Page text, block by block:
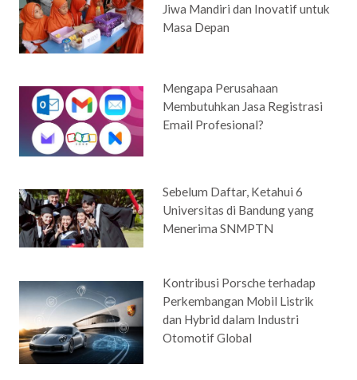
Jiwa Mandiri dan Inovatif untuk
Masa Depan
Mengapa Perusahaan
Membutuhkan Jasa Registrasi
Email Profesional?
Sebelum Daftar, Ketahui 6
Universitas di Bandung yang
Menerima SNMPTN
Kontribusi Porsche terhadap
Perkembangan Mobil Listrik
dan Hybrid dalam Industri
Otomotif Global